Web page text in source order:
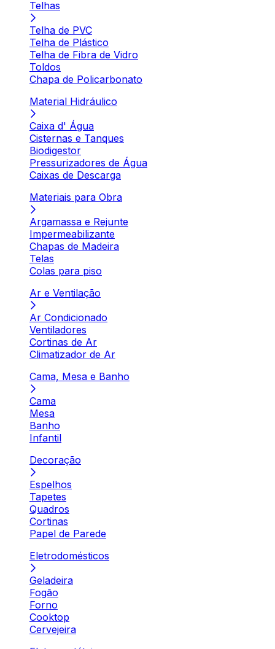
Telhas
Telha de PVC
Telha de Plástico
Telha de Fibra de Vidro
Toldos
Chapa de Policarbonato
Material Hidráulico
Caixa d' Água
Cisternas e Tanques
Biodigestor
Pressurizadores de Água
Caixas de Descarga
Materiais para Obra
Argamassa e Rejunte
Impermeabilizante
Chapas de Madeira
Telas
Colas para piso
Ar e Ventilação
Ar Condicionado
Ventiladores
Cortinas de Ar
Climatizador de Ar
Cama, Mesa e Banho
Cama
Mesa
Banho
Infantil
Decoração
Espelhos
Tapetes
Quadros
Cortinas
Papel de Parede
Eletrodomésticos
Geladeira
Fogão
Forno
Cooktop
Cervejeira